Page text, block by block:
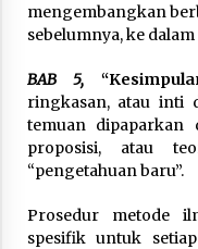
mengembangkan
sebelumnya, ke
BAB 5,
ringkasan, atau inti
temuan dipaparkan
proposisi, atau
“pengetahuan baru”.
Prosedur metode
spesifik untuk